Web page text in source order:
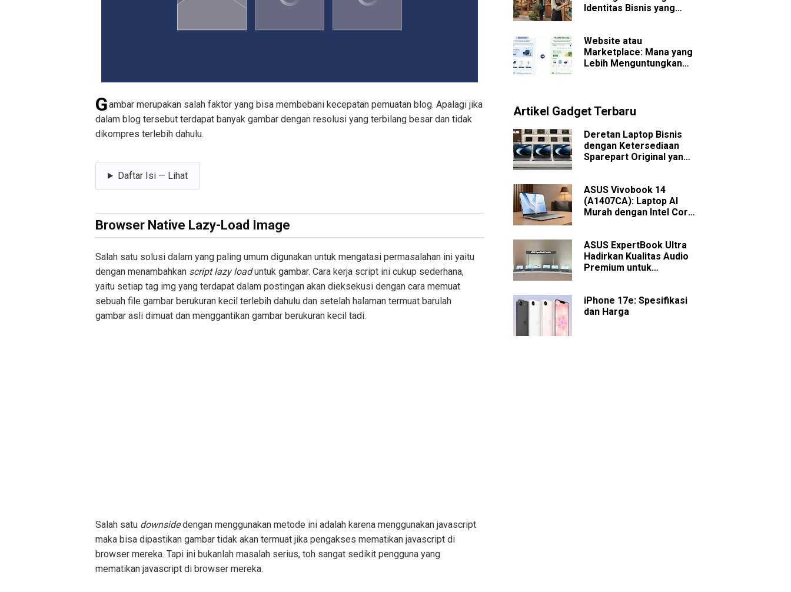
Gambar merupakan salah faktor yang bisa membebani kecepatan pemuatan blog. Apalagi jika
dalam blog tersebut terdapat banyak gambar dengan resolusi yang terbilang besar dan tidak
dikompres terlebih dahulu.
Daftar Isi — Lihat
Browser Native Lazy-Load Image
Salah satu solusi dalam yang paling umum digunakan untuk mengatasi permasalahan ini yaitu
dengan menambahkan script lazy loaduntuk gambar. Cara kerja script ini cukup sederhana,
yaitu setiap tag img yang terdapat dalam postingan akan dieksekusi dengan cara memuat
sebuah file gambar berukuran kecil terlebih dahulu dan setelah halaman termuat barulah
gambar asli dimuat dan menggantikan gambar berukuran kecil tadi.
Salah satu downsidedengan menggunakan metode ini adalah karena menggunakan javascript
maka bisa dipastikan gambar tidak akan termuat jika pengakses mematikan javascript di
browser mereka. Tapi ini bukanlah masalah serius, toh sangat sedikit pengguna yang
mematikan javascript di browser mereka.
Identitas Bisnis yang
Website atau
Marketplace: Mana yang
Lebih Menguntungkan
Artikel Gadget Terbaru
Deretan Laptop Bisnis
dengan Ketersediaan
Sparepart Original yang
ASUS Vivobook 14
(A1407CA): Laptop AI
Murah dengan Intel Core
ASUS ExpertBook Ultra
Hadirkan Kualitas Audio
Premium untuk
iPhone 17e: Spesifikasi
dan Harga